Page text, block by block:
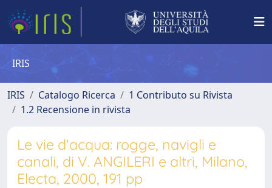
IRIS
IRIS Catalogo Ricerca
1 Contributo su Rivista
1.2 Recensione in rivista
Le vie d'acqua: rogge, navigli e
canali, di V. ANGILERI e altri, Milano,
Electa, 2000, 191 pp